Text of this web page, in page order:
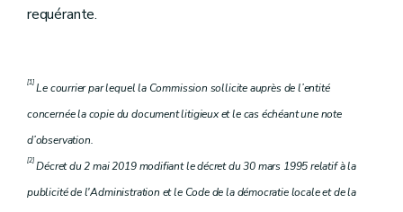
requérante.
[1]Le courrier par lequel la Commission sollicite auprès de l’entité
concernée la copie du document litigieux et le cas échéant une note
d’observation.
[2]Décret du 2 mai 2019 modifiant le décret du 30 mars 1995 relatif à la
publicité de l'Administration et le Code de la démocratie locale et de la